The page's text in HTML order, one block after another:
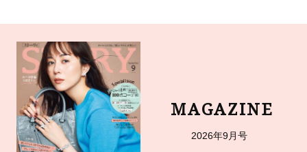
MAGAZINE
2026年9月号